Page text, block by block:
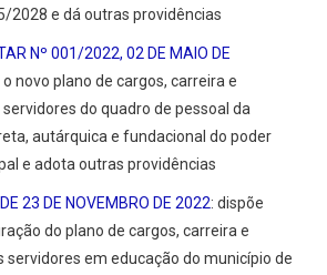
2028 e dá outras providências
Nº 001/2022, 02 DE MAIO DE
novo plano de cargos, carreira e
do quadro de pessoal da
autárquica e fundacional do poder
e adota outras providências
23 DE NOVEMBRO DE 2022: dispõe
do plano de cargos, carreira e
servidores em educação do município de